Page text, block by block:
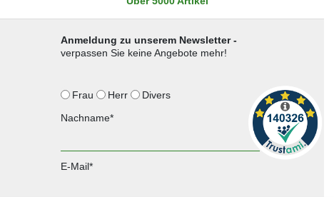
Anmeldung zu unserem Newsletter -
verpassen Sie keine Angebote mehr!
Frau Herr
Divers
Nachname*
E-Mail*